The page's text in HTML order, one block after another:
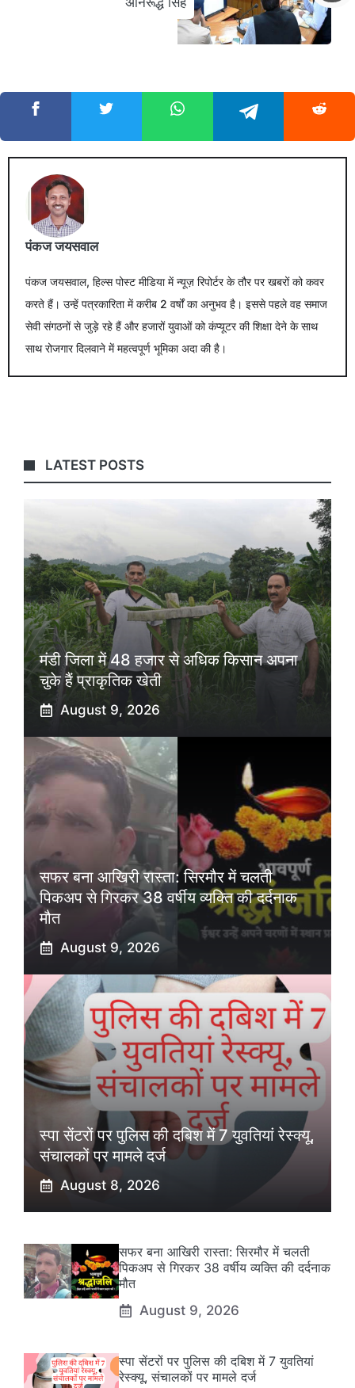
पंकज जयसवाल
पंकज जयसवाल, हिल्स पोस्ट मीडिया में न्यूज़ रिपोर्टर के तौर पर खबरों को कवर
करते हैं। उन्हें पत्रकारिता में करीब 2 वर्षों का अनुभव है। इससे पहले वह समाज
सेवी संगठनों से जुड़े रहे हैं और हजारों युवाओं को कंप्यूटर की शिक्षा देने के साथ
साथ रोजगार दिलवाने में महत्वपूर्ण भूमिका अदा की है।
LATEST POSTS
मंडी जिला में 48 हजार से अधिक किसान अपना
चुके हैं प्राकृतिक खेती
August 9, 2026
सफर बना आखिरी रास्ता: सिरमौर में चलती
पिकअप से गिरकर 38 वर्षीय व्यक्ति की दर्दनाक
मौत
August 9, 2026
स्पा सेंटरों पर पुलिस की दबिश में 7 युवतियां रेस्क्यू,
संचालकों पर मामले दर्ज
August 8, 2026
सफर बना आखिरी रास्ता: सिरमौर में चलती
पिकअप से गिरकर 38 वर्षीय व्यक्ति की दर्दनाक
मौत
August 9, 2026
स्पा सेंटरों पर पुलिस की दबिश में 7 युवतियां
रेस्क्यू, संचालकों पर मामले दर्ज